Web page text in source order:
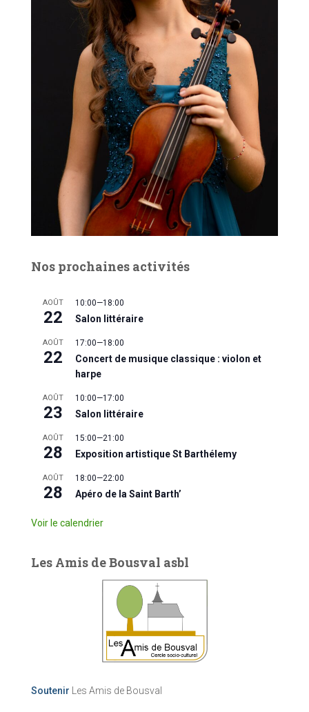
Nos prochaines activités
AOÛT
22
10:00—18:00
Salon littéraire
AOÛT
22
17:00—18:00
Concert de musique classique : violon et
harpe
AOÛT
23
10:00—17:00
Salon littéraire
AOÛT
28
15:00—21:00
Exposition artistique St Barthélemy
AOÛT
28
18:00—22:00
Apéro de la Saint Barth’
Voir le calendrier
Les Amis de Bousval asbl
Soutenir Les Amis de Bousval